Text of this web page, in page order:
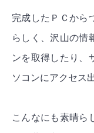
完成したＰＣから
らしく、沢山の情
ンを取得したり、
ソコンにアクセス
こんなにも素晴ら